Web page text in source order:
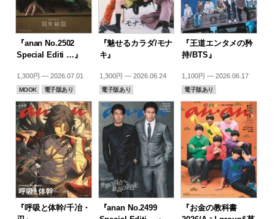
『anan No.2502
Special Editi …』
1,300円 — 2026.07.01
MOOK 電子版あり
『魅せるカラダ/モナ
キ』
1,300円 — 2026.06.24
電子版あり
『王道エンタメの矜
持/BTS』
1,100円 — 2026.06.17
電子版あり
『呼吸と体幹/千冶・
『anan No.2499
『お金の教科書